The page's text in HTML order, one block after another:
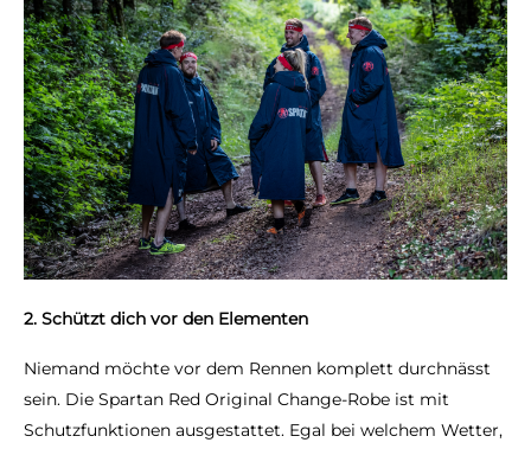
2. Schützt dich vor den Elementen
Niemand möchte vor dem Rennen komplett durchnässt
sein. Die Spartan Red Original Change-Robe ist mit
Schutzfunktionen ausgestattet. Egal bei welchem Wetter,